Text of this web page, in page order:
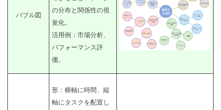
バブル図
の分布と関係性の視
覚化。
活用例：市場分析、
パフォーマンス評
価。
形：横軸に時間、縦
軸にタスクを配置し